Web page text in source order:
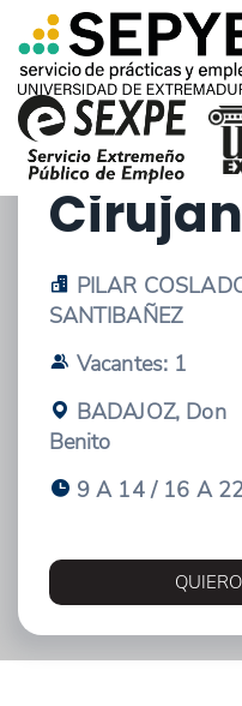
05/05/2026 -
PILAR
SANTIBAÑEZ
Vacantes: 1
BADAJOZ, Don
Benito
9 A 14 / 16 A